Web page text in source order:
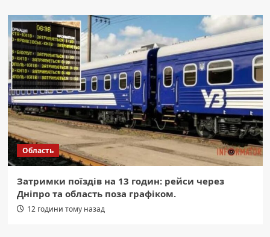
Область
Затримки поїздів на 13 годин: рейси через
Дніпро та область поза графіком.
12 години тому назад